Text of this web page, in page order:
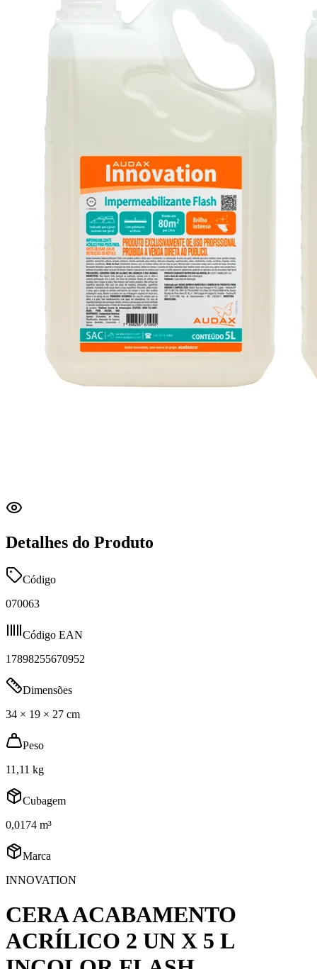
Detalhes do Produto
Código
070063
Código EAN
17898255670952
Dimensões
34 × 19 × 27 cm
Peso
11,11 kg
Cubagem
0,0174 m³
Marca
INNOVATION
CERA ACABAMENTO
ACRÍLICO 2 UN X 5 L